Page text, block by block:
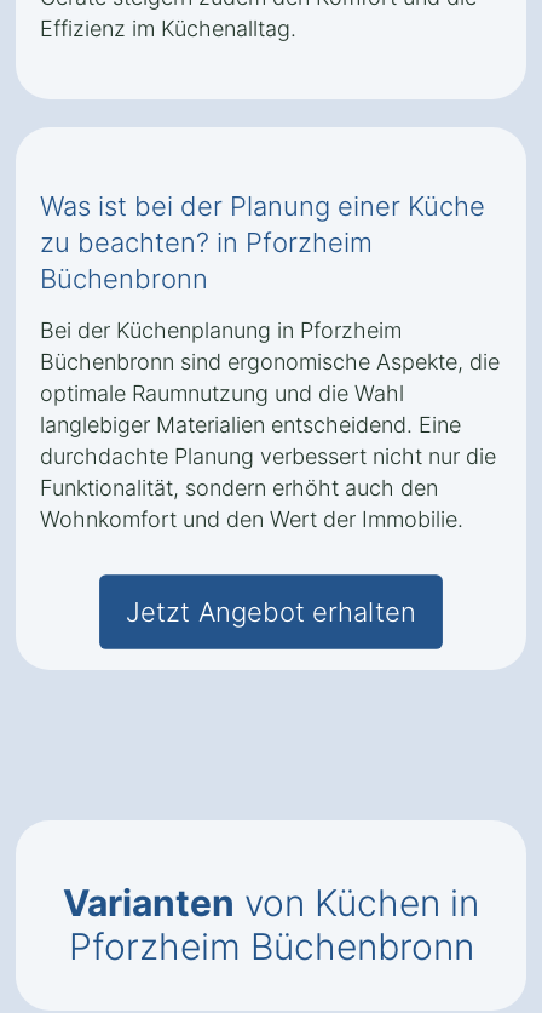
Effizienz im Küchenalltag.
Was ist bei der Planung einer Küche
zu beachten? in Pforzheim
Büchenbronn
Bei der Küchenplanung in Pforzheim
Büchenbronn sind ergonomische Aspekte, die
optimale Raumnutzung und die Wahl
langlebiger Materialien entscheidend. Eine
durchdachte Planung verbessert nicht nur die
Funktionalität, sondern erhöht auch den
Wohnkomfort und den Wert der Immobilie.
Jetzt Angebot erhalten
Varianten von Küchen in
Pforzheim Büchenbronn